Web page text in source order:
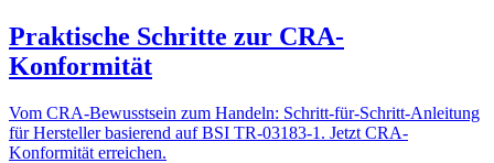
Praktische Schritte zur CRA-
Konformität
Vom CRA-Bewusstsein zum Handeln: Schritt-für-Schritt-Anleitung
für Hersteller basierend auf BSI TR-03183-1. Jetzt CRA-
Konformität erreichen.